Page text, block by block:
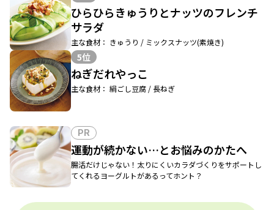
ひらひらきゅうりとナッツのフレンチ
サラダ
主な食材： きゅうり / ミックスナッツ(素焼き)
5位
ねぎだれやっこ
主な食材： 絹ごし豆腐 / 長ねぎ
PR
運動が続かない…とお悩みのかたへ
腸活だけじゃない！太りにくいカラダづくりをサポートし
てくれるヨーグルトがあるってホント？